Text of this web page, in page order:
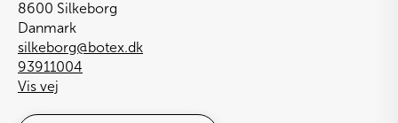
8600 Silkeborg
Danmark
silkeborg@botex.dk
93911004
Vis vej